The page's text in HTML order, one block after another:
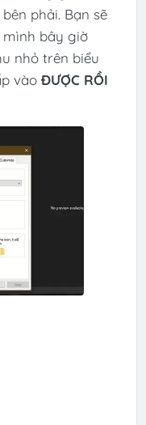
phải. Bạn sẽ
bây giờ
nhỏ trên biểu
vào ĐƯỢC RỒI